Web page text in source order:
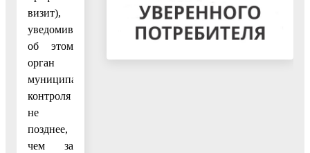
визит),
уведомив
об этом
орган
муниципального
контроля
не
позднее,
чем за